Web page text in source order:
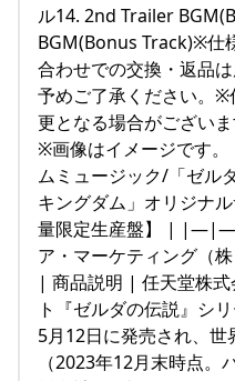
ル14. 2nd Trailer
BGM(Bonus Track)※仕
合わせでの交換・返品
予めご了承ください。
更となる場合がござい
※画像はイメージです
ムミュージック/「ゼル
キングダム」オリジナ
量限定生産盤】 |
ア・マーケティング（
| 商品説明 | 任天堂株式
ト『ゼルダの伝説』シ
5月12日に発売され、
（2023年12月末時点。